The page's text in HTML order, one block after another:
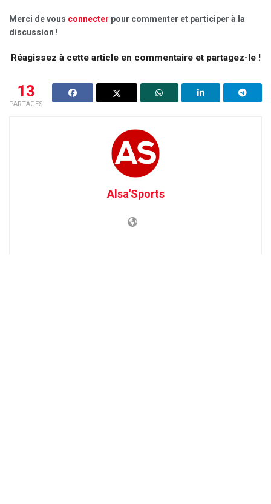
Merci de vous connecter pour commenter et participer à la
discussion !
Réagissez à cette article en commentaire et partagez-le !
13
PARTAGES
Alsa'Sports